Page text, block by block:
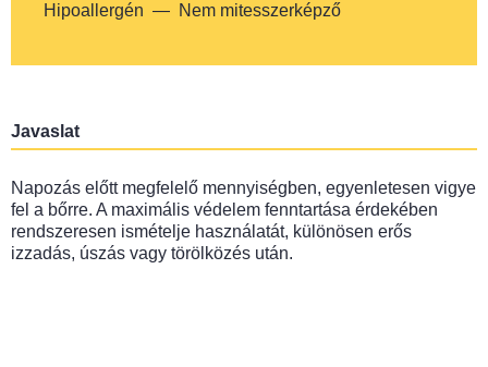
Hipoallergén Nem mitesszerképző
Javaslat
Napozás előtt megfelelő mennyiségben, egyenletesen vigye
fel a bőrre. A maximális védelem fenntartása érdekében
rendszeresen ismételje használatát, különösen erős
izzadás, úszás vagy törölközés után.